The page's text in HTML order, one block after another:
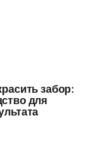
забор:
для